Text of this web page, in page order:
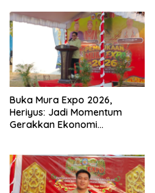
Buka Mura Expo 2026,
Heriyus: Jadi Momentum
Gerakkan Ekonomi